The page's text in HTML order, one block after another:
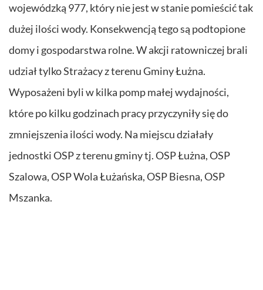
wojewódzką 977, który nie jest w stanie pomieścić tak
dużej ilości wody. Konsekwencją tego są podtopione
domy i gospodarstwa rolne. W akcji ratowniczej brali
udział tylko Strażacy z terenu Gminy Łużna.
Wyposażeni byli w kilka pomp małej wydajności,
które po kilku godzinach pracy przyczyniły się do
zmniejszenia ilości wody. Na miejscu działały
jednostki OSP z terenu gminy tj. OSP Łużna, OSP
Szalowa, OSP Wola Łużańska, OSP Biesna, OSP
Mszanka.